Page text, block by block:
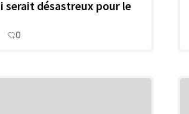
serait désastreux pour le
0